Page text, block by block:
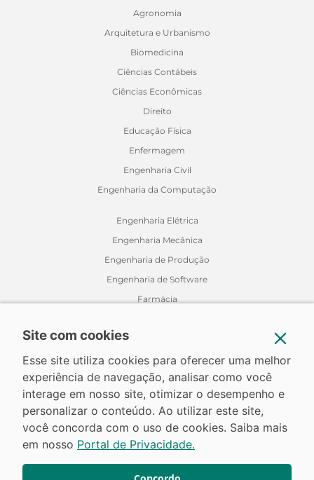
Agronomia
Arquitetura e Urbanismo
Biomedicina
Ciências Contábeis
Ciências Econômicas
Direito
Educação Física
Enfermagem
Engenharia Civil
Engenharia da Computação
Engenharia Elétrica
Engenharia Mecânica
Engenharia de Produção
Engenharia de Software
Farmácia
Medicina Veterinária
Nutrição
Odontologia
Relações Internacionais
Site com cookies
Esse site utiliza cookies para oferecer uma melhor
experiência de navegação, analisar como você
interage em nosso site, otimizar o desempenho e
personalizar o conteúdo. Ao utilizar este site,
você concorda com o uso de cookies. Saiba mais
em nosso Portal de Privacidade.